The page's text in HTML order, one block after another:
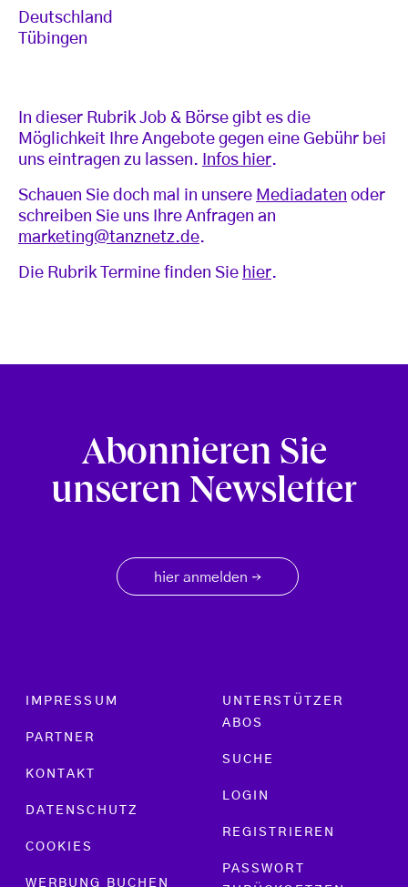
Deutschland
Tübingen
In dieser Rubrik Job & Börse gibt es die
Möglichkeit Ihre Angebote gegen eine Gebühr bei
uns eintragen zu lassen.
Infos hier.
Schauen Sie doch mal in unsere Mediadaten oder
schreiben Sie uns Ihre Anfragen an
marketing@tanznetz.de.
Die Rubrik Termine finden Sie hier.
Abonnieren Sie
unseren Newsletter
hier anmelden →
Footer menu
IMPRESSUM
PARTNER
KONTAKT
DATENSCHUTZ
COOKIES
WERBUNG BUCHEN
UNTERSTÜTZER
ABOS
SUCHE
LOGIN
REGISTRIEREN
PASSWORT